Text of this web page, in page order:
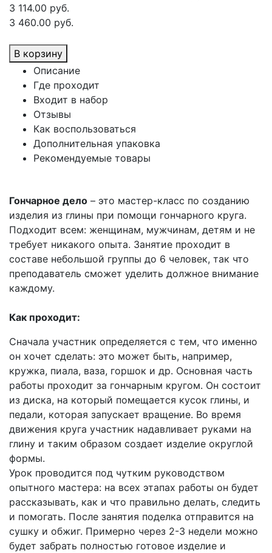
3 114.00 руб.
3 460.00 руб.
В корзину
Описание
Где проходит
Входит в набор
Отзывы
Как воспользоваться
Дополнительная упаковка
Рекомендуемые товары
Гончарное дело – это мастер-класс по созданию
изделия из глины при помощи гончарного круга.
Подходит всем: женщинам, мужчинам, детям и не
требует никакого опыта. Занятие проходит в
составе небольшой группы до 6 человек, так что
преподаватель сможет уделить должное внимание
каждому.
Как проходит:
Сначала участник определяется с тем, что именно
он хочет сделать: это может быть, например,
кружка, пиала, ваза, горшок и др. Основная часть
работы проходит за гончарным кругом. Он состоит
из диска, на который помещается кусок глины, и
педали, которая запускает вращение. Во время
движения круга участник надавливает руками на
глину и таким образом создает изделие округлой
формы.
Урок проводится под чутким руководством
опытного мастера: на всех этапах работы он будет
рассказывать, как и что правильно делать, следить
и помогать. После занятия поделка отправится на
сушку и обжиг. Примерно через 2-3 недели можно
будет забрать полностью готовое изделие и